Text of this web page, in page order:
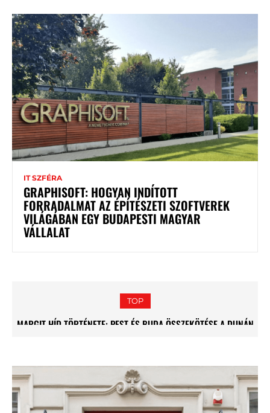
IT SZFÉRA
GRAPHISOFT: HOGYAN INDÍTOTT
FORRADALMAT AZ ÉPÍTÉSZETI SZOFTVEREK
VILÁGÁBAN EGY BUDAPESTI MAGYAR
VÁLLALAT
TOP
MARGIT HÍD TÖRTÉNETE: PEST ÉS BUDA ÖSSZEKÖTÉSE A DUNÁN
LANTERNS ON THE STREETS OF BUDAPEST: THE HISTORY OF